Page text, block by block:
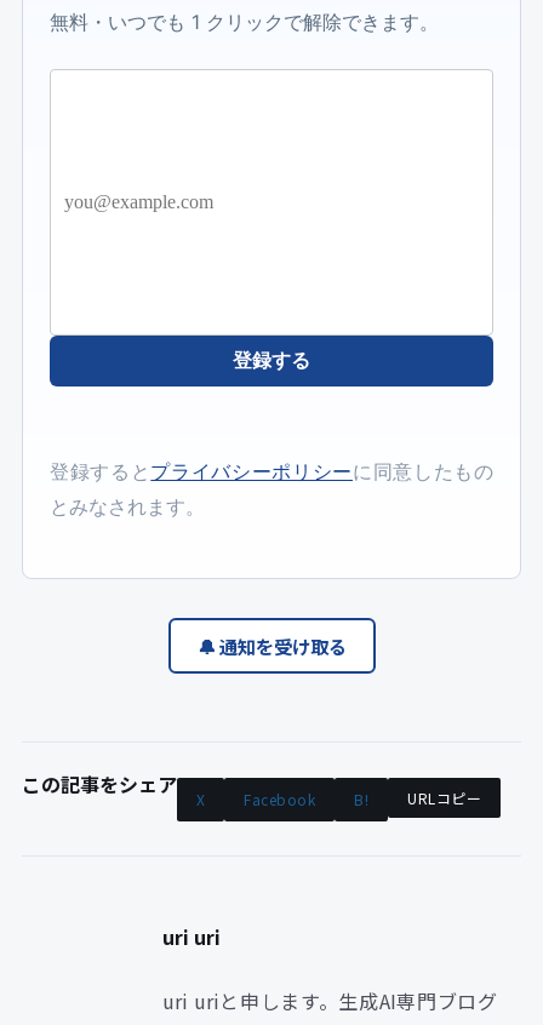
無料・いつでも 1 クリックで解除できます。
登録する
登録すると プライバシーポリシーに同意したもの
とみなされます。
🔔 通知を受け取る
この記事をシェア X Facebook B! URLコピー
uri uri
uri uriと申します。生成AI専門ブログ